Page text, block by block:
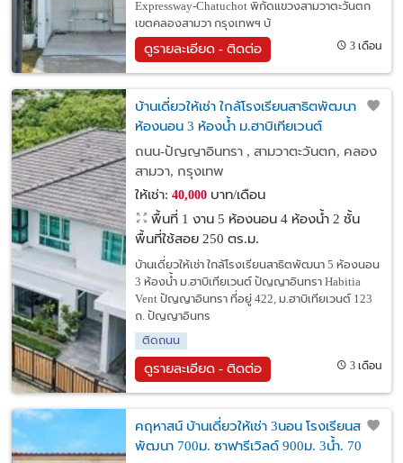
Expressway-Chatuchot พิกัดแขวงสามวาตะวันตก
เขตคลองสามวา กรุงเทพฯ บ้
ดูรายละเอียด - ติดต่อ 3 เดือน
บ้านเดี่ยวให้เช่า ใกล้โรงเรียนสาธิตพัฒนา 5
ห้องนอน 3 ห้องน้ำ ม.ฮาบิเทียเวนต์
ปัญญาอินทรา
ถนน-ปัญญาอินทรา , สามวาตะวันตก, คลอง
สามวา, กรุงเทพ
ให้เช่า: 40,000บาท/เดือน
พื้นที่ 1 งาน 5 ห้องนอน 4 ห้องน้ำ 2 ชั้น
พื้นที่ใช้สอย 250 ตร.ม.
บ้านเดี่ยวให้เช่า ใกล้โรงเรียนสาธิตพัฒนา 5 ห้องนอน
3 ห้องน้ำ ม.ฮาบิเทียเวนต์ ปัญญาอินทรา Habitia
Vent ปัญญาอินทรา ที่อยู่ 422, ม.ฮาบิเทียเวนต์ 123
ถ. ปัญญาอินทร
ติดถนน
ดูรายละเอียด - ติดต่อ 3 เดือน
คฤหาสน์ บ้านเดี่ยวให้เช่า 3นอน โรงเรียนสาธิต
พัฒนา 700ม. ซาฟารีเวิลด์ 900ม. 3น้ำ. 70